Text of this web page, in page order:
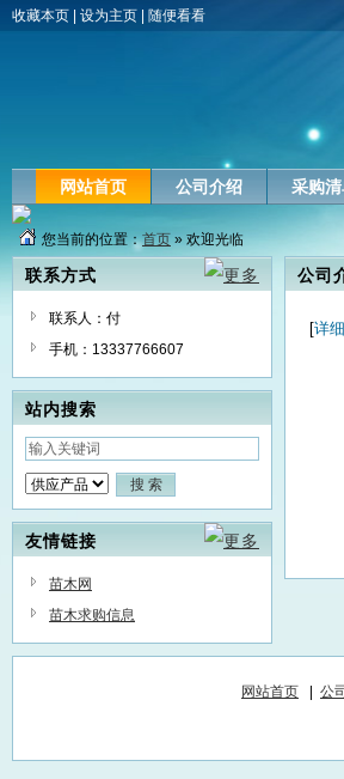
收藏本页 设为主页 随便看看
网站首页 公司介绍 采购
您当前的位置：首页 » 欢迎光临
联系方式
联系人：付
手机：13337766607
站内搜索
友情链接
苗木网
苗木求购信息
公司
[详
网站首页 公